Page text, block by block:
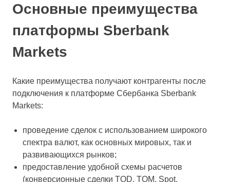
Основные преимущества
платформы Sberbank
Markets
Какие преимущества получают контрагенты после
подключения к платформе Сбербанка Sberbank
Markets:
проведение сделок с использованием широкого
спектра валют, как основных мировых, так и
развивающихся рынков;
предоставление удобной схемы расчетов
(конверсионные сделки TOD, TOM, Spot,